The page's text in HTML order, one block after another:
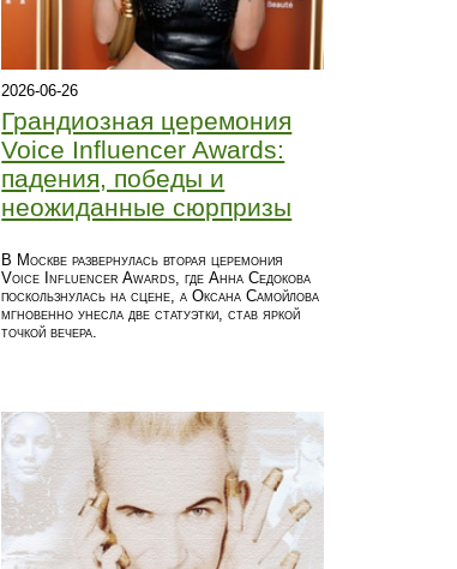
2026-06-26
Грандиозная церемония
Voice Influencer Awards:
падения, победы и
неожиданные сюрпризы
В Москве развернулась вторая церемония
Voice Influencer Awards, где Анна Седокова
поскользнулась на сцене, а Оксана Самойлова
мгновенно унесла две статуэтки, став яркой
точкой вечера.